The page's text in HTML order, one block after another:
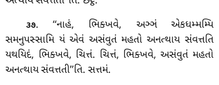
૩૭. ‘‘નાહં, ભિક્ખવે, અઞ્ઞં એકધમ્મમ્પિ
સમનુપસ્સામિ યં એવં અસંવુતં મહતો અનત્થાય સંવત્તતિ
યથયિદં, ભિક્ખવે, ચિત્તં. ચિત્તં, ભિક્ખવે, અસંવુતં મહતો
અનત્થાય સંવત્તતી’’તિ. સત્તમં.